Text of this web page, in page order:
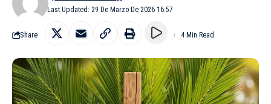
Last Updated: 29 De Marzo De 2026 16:57
Share 4 Min Read